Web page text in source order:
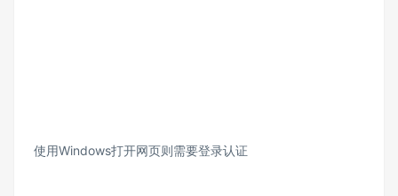
使用Windows打开网页则需要登录认证